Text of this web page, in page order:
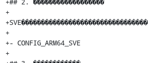
+
+
+- CONFIG_ARM64_SVE
+